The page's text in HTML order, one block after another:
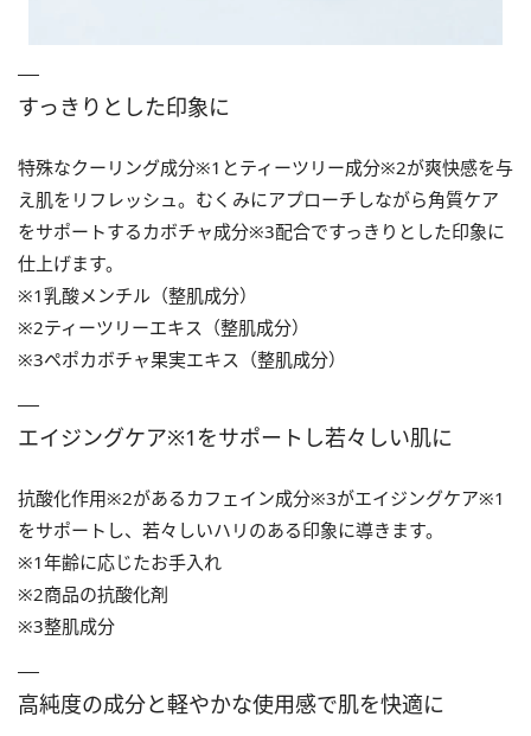
すっきりとした印象に
特殊なクーリング成分※1とティーツリー成分※2が爽快感を与
え肌をリフレッシュ。むくみにアプローチしながら角質ケア
をサポートするカボチャ成分※3配合ですっきりとした印象に
仕上げます。
※1乳酸メンチル（整肌成分）
※2ティーツリーエキス（整肌成分）
※3ペポカボチャ果実エキス（整肌成分）
エイジングケア※1をサポートし若々しい肌に
抗酸化作用※2があるカフェイン成分※3がエイジングケア※1
をサポートし、若々しいハリのある印象に導きます。
※1年齢に応じたお手入れ
※2商品の抗酸化剤
※3整肌成分
高純度の成分と軽やかな使用感で肌を快適に